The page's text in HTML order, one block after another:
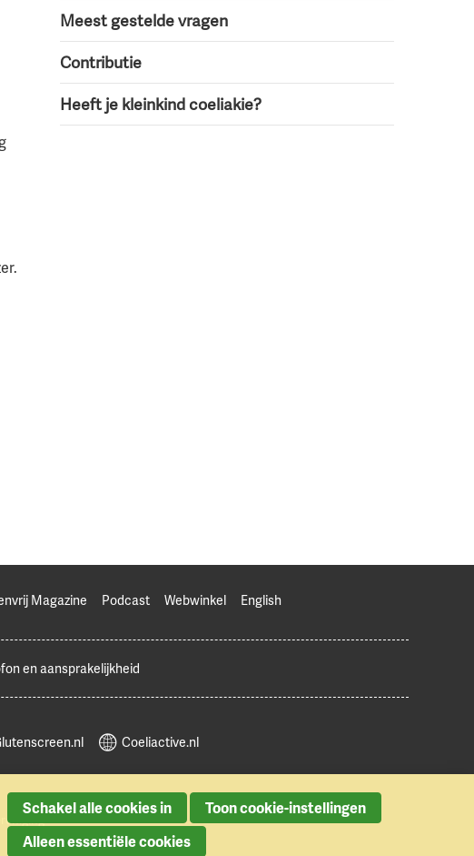
Meest gestelde vragen
Contributie
Heeft je kleinkind coeliakie?
Magazine Podcast Webwinkel English
en aansprakelijkheid
Coeliactive.nl
Schakel alle cookies in
Toon cookie-instellingen
Alleen essentiële cookies